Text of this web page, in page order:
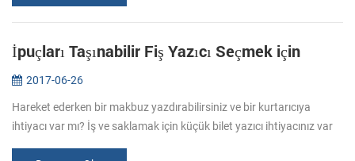
İpuçları Taşınabilir Fiş Yazıcı Seçmek için
2017-06-26
Hareket ederken bir makbuz yazdırabilirsiniz ve bir kurtarıcıya
ihtiyacı var mı? İş ve saklamak için küçük bilet yazıcı ihtiyacınız var